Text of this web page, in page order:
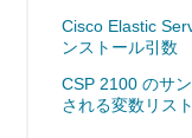
Cisco Elastic
ンストール引数
CSP 2100 のサ
される変数リスト